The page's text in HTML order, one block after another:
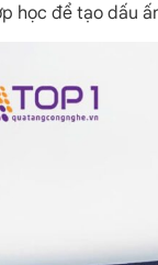
học để tạo dấu